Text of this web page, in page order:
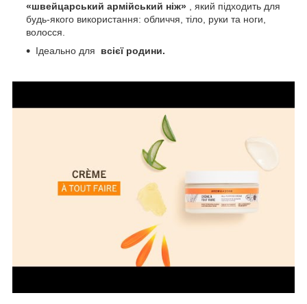
«швейцарський армійський ніж» , який підходить для
будь-якого використання: обличчя, тіло, руки та ноги,
волосся.
Ідеально для
всієї родини.